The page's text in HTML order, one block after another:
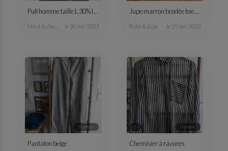
Pull homme taille L 30% laine
haut & chemise le 30 avr. 2023
Jupe marron brodée ton sur ton
robe & jupe le 19 avr. 2023
S femme
Pantalon beige
S femme
Chemisier à rayures